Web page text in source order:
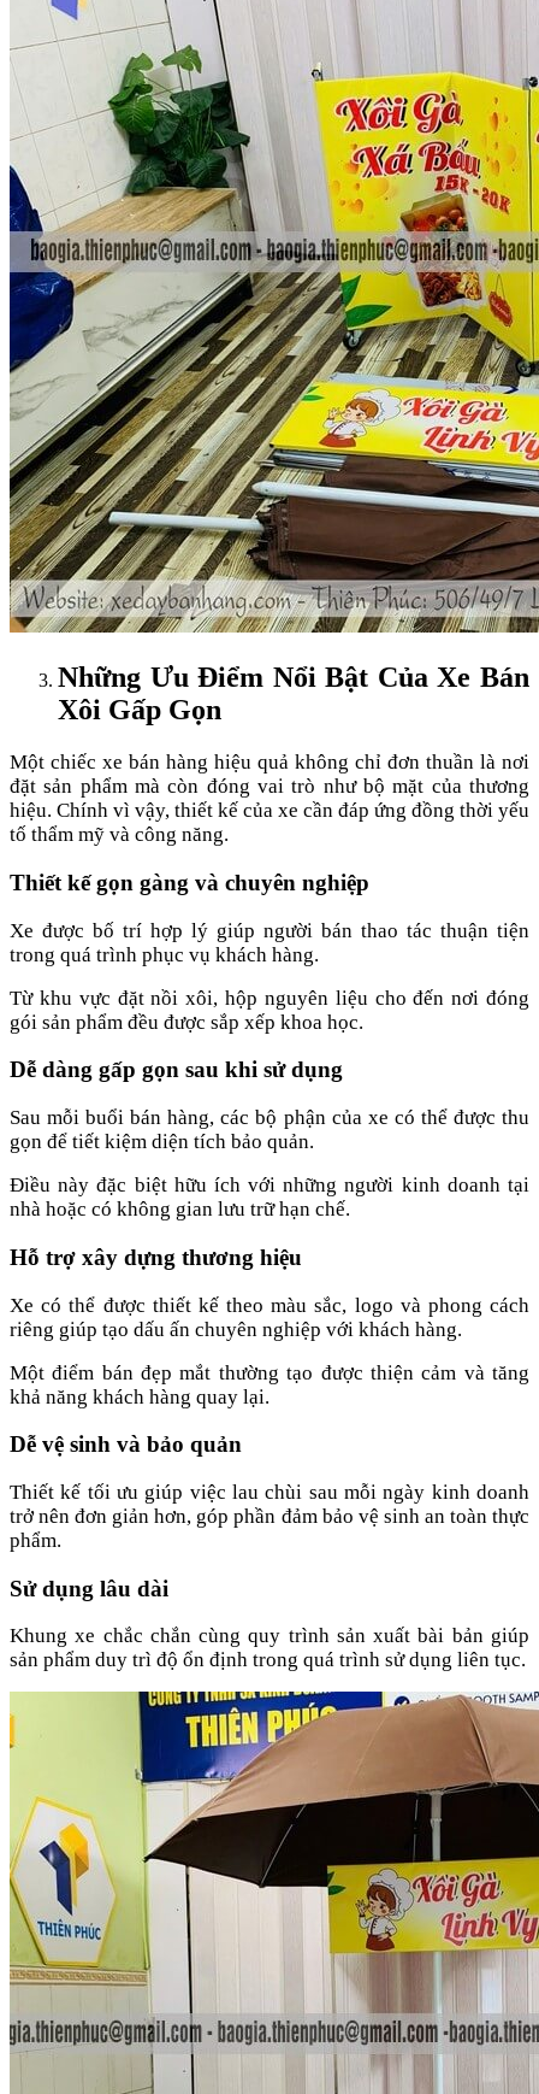
Những Ưu Điểm Nổi Bật Của Xe Bán
Xôi Gấp Gọn
Một chiếc xe bán hàng hiệu quả không chỉ đơn thuần là nơi
đặt sản phẩm mà còn đóng vai trò như bộ mặt của thương
hiệu. Chính vì vậy, thiết kế của xe cần đáp ứng đồng thời yếu
tố thẩm mỹ và công năng.
Thiết kế gọn gàng và chuyên nghiệp
Xe được bố trí hợp lý giúp người bán thao tác thuận tiện
trong quá trình phục vụ khách hàng.
Từ khu vực đặt nồi xôi, hộp nguyên liệu cho đến nơi đóng
gói sản phẩm đều được sắp xếp khoa học.
Dễ dàng gấp gọn sau khi sử dụng
Sau mỗi buổi bán hàng, các bộ phận của xe có thể được thu
gọn để tiết kiệm diện tích bảo quản.
Điều này đặc biệt hữu ích với những người kinh doanh tại
nhà hoặc có không gian lưu trữ hạn chế.
Hỗ trợ xây dựng thương hiệu
Xe có thể được thiết kế theo màu sắc, logo và phong cách
riêng giúp tạo dấu ấn chuyên nghiệp với khách hàng.
Một điểm bán đẹp mắt thường tạo được thiện cảm và tăng
khả năng khách hàng quay lại.
Dễ vệ sinh và bảo quản
Thiết kế tối ưu giúp việc lau chùi sau mỗi ngày kinh doanh
trở nên đơn giản hơn, góp phần đảm bảo vệ sinh an toàn thực
phẩm.
Sử dụng lâu dài
Khung xe chắc chắn cùng quy trình sản xuất bài bản giúp
sản phẩm duy trì độ ổn định trong quá trình sử dụng liên tục.